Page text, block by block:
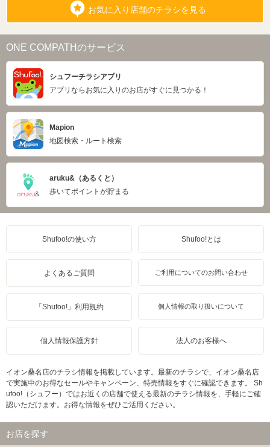
お気に入り店舗のチラシを見る
ONE COMPATHのサービス
シュフーチラシアプリ
アプリならお気に入りのお店がすぐに見つかる！
Mapion
地図検索・ルート検索
aruku&（あるくと）
歩いてポイントが貯まる
Shufoo!の使い方 Shufoo!とは
よくあるご質問 ご利用についてのお問い合わせ
「Shufoo!」利用規約 個人情報の取り扱いについて
個人情報保護方針 法人のお客様へ
イオン桑名店のチラシ情報を掲載しています。最新のチラシで、イオン桑名店
で実施中のお得なセールやキャンペーン、特売情報をすぐに確認できます。 Sh
ufoo!（シュフー）ではお近くの店舗で使える最新のチラシ情報を、手軽にご確
認いただけます。お得な情報をぜひご活用ください。
お店を探す